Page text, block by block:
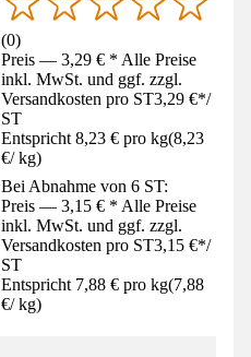
(0)
Preis — 3,29 € * Alle Preise
inkl. MwSt. und ggf. zzgl.
Versandkosten pro ST3,29 €*/
ST
Entspricht 8,23 € pro kg(8,23
€/ kg)
Bei Abnahme von 6 ST:
Preis — 3,15 € * Alle Preise
inkl. MwSt. und ggf. zzgl.
Versandkosten pro ST3,15 €*/
ST
Entspricht 7,88 € pro kg(7,88
€/ kg)